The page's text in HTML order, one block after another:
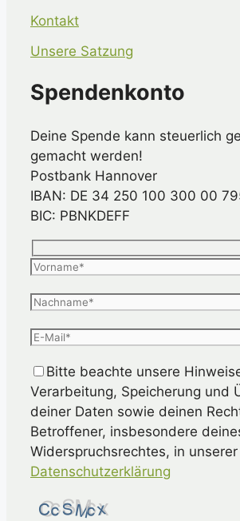
Kontakt
Unsere Satzung
Spendenkonto
Deine Spende kann steuerlich
gemacht werden!
Postbank Hannover
IBAN: DE 34 250 100 300 00
BIC: PBNKDEFF
Bitte beachte unsere
Verarbeitung, Speicherung und
deiner Daten sowie deinen
Betroffener, insbesondere
Widerspruchsrechtes, in unserer
Datenschutzerklärung